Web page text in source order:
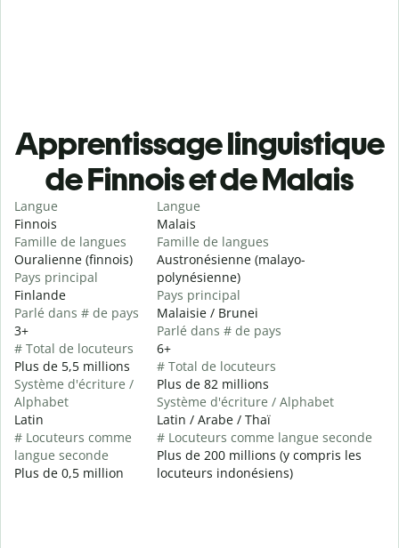
Apprentissage linguistique
de Finnois et de Malais
Langue
Finnois
Famille de langues
Ouralienne (finnois)
Pays principal
Finlande
Parlé dans # de pays
3+
# Total de locuteurs
Plus de 5,5 millions
Système d'écriture /
Alphabet
Latin
# Locuteurs comme
langue seconde
Plus de 0,5 million
Langue
Malais
Famille de langues
Austronésienne (malayo-
polynésienne)
Pays principal
Malaisie / Brunei
Parlé dans # de pays
6+
# Total de locuteurs
Plus de 82 millions
Système d'écriture / Alphabet
Latin / Arabe / Thaï
# Locuteurs comme langue seconde
Plus de 200 millions (y compris les
locuteurs indonésiens)